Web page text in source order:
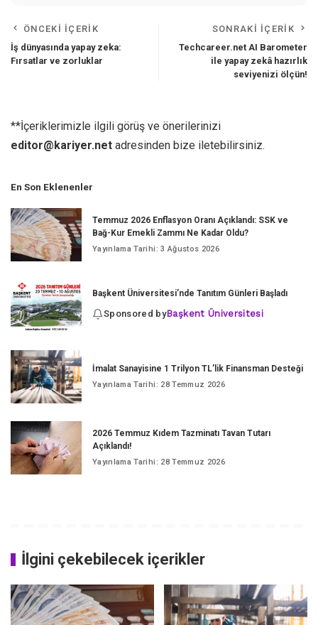
ÖNCEKI İÇERIK
İş dünyasında yapay zeka:
Fırsatlar ve zorluklar
SONRAKI İÇERIK
Techcareer.net AI Barometer
ile yapay zekâ hazırlık
seviyenizi ölçün!
**İçeriklerimizle ilgili görüş ve önerilerinizi
editor@kariyer.net adresinden bize iletebilirsiniz.
En Son Eklenenler
Temmuz 2026 Enflasyon Oranı Açıklandı: SSK ve
Bağ-Kur Emekli Zammı Ne Kadar Oldu?
Yayınlama Tarihi: 3 Ağustos 2026
Başkent Üniversitesi’nde Tanıtım Günleri Başladı
Sponsored byBaşkent Üniversitesi
İmalat Sanayisine 1 Trilyon TL’lik Finansman Desteği
Yayınlama Tarihi: 28 Temmuz 2026
2026 Temmuz Kıdem Tazminatı Tavan Tutarı
Açıklandı!
Yayınlama Tarihi: 28 Temmuz 2026
İlgini çekebilecek içerikler